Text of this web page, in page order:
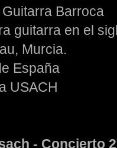
Barroca
guitarra en el
Murcia.
España
USACH
- Concierto